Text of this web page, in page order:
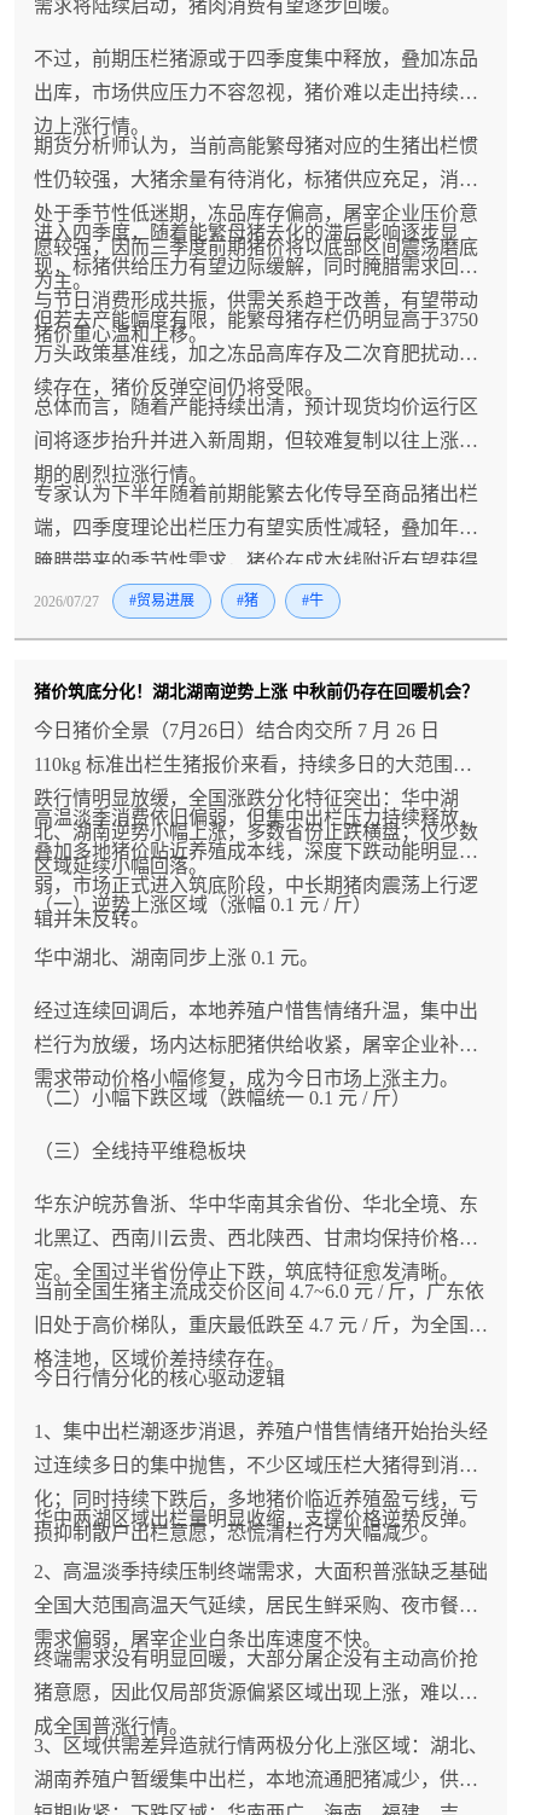
需求将陆续启动，猪肉消费有望逐步回暖。
不过，前期压栏猪源或于四季度集中释放，叠加冻品
出库，市场供应压力不容忽视，猪价难以走出持续单
边上涨行情。
期货分析师认为，当前高能繁母猪对应的生猪出栏惯
性仍较强，大猪余量有待消化，标猪供应充足，消费
处于季节性低迷期，冻品库存偏高，屠宰企业压价意
愿较强，因而三季度前期猪价将以底部区间震荡磨底
为主。
进入四季度，随着能繁母猪去化的滞后影响逐步显
现，标猪供给压力有望边际缓解，同时腌腊需求回升
与节日消费形成共振，供需关系趋于改善，有望带动
猪价重心温和上移。
但若去产能幅度有限，能繁母猪存栏仍明显高于3750
万头政策基准线，加之冻品高库存及二次育肥扰动持
续存在，猪价反弹空间仍将受限。
总体而言，随着产能持续出清，预计现货均价运行区
间将逐步抬升并进入新周期，但较难复制以往上涨周
期的剧烈拉涨行情。
专家认为下半年随着前期能繁去化传导至商品猪出栏
端，四季度理论出栏压力有望实质性减轻，叠加年底
腌腊带来的季节性需求，猪价在成本线附近有望获得
支撑并企稳反弹。
2026/07/27 #贸易进展 #猪 #牛
猪价筑底分化！湖北湖南逆势上涨 中秋前仍存在回暖机会？
今日猪价全景（7月26日）结合肉交所 7 月 26 日
110kg 标准出栏生猪报价来看，持续多日的大范围下
跌行情明显放缓，全国涨跌分化特征突出：华中湖
北、湖南逆势小幅上涨，多数省份止跌横盘；仅少数
区域延续小幅回落。
高温淡季消费依旧偏弱，但集中出栏压力持续释放，
叠加多地猪价贴近养殖成本线，深度下跌动能明显减
弱，市场正式进入筑底阶段，中长期猪肉震荡上行逻
辑并未反转。
（一）逆势上涨区域（涨幅 0.1 元 / 斤）
华中湖北、湖南同步上涨 0.1 元。
经过连续回调后，本地养殖户惜售情绪升温，集中出
栏行为放缓，场内达标肥猪供给收紧，屠宰企业补库
需求带动价格小幅修复，成为今日市场上涨主力。
（二）小幅下跌区域（跌幅统一 0.1 元 / 斤）
（三）全线持平维稳板块
华东沪皖苏鲁浙、华中华南其余省份、华北全境、东
北黑辽、西南川云贵、西北陕西、甘肃均保持价格稳
定。全国过半省份停止下跌，筑底特征愈发清晰。
当前全国生猪主流成交价区间 4.7~6.0 元 / 斤，广东依
旧处于高价梯队，重庆最低跌至 4.7 元 / 斤，为全国价
格洼地，区域价差持续存在。
今日行情分化的核心驱动逻辑
1、集中出栏潮逐步消退，养殖户惜售情绪开始抬头经
过连续多日的集中抛售，不少区域压栏大猪得到消
化；同时持续下跌后，多地猪价临近养殖盈亏线，亏
损抑制散户出栏意愿，恐慌清栏行为大幅减少。
华中两湖区域出栏量明显收缩，支撑价格逆势反弹。
2、高温淡季持续压制终端需求，大面积普涨缺乏基础
全国大范围高温天气延续，居民生鲜采购、夜市餐饮
需求偏弱，屠宰企业白条出库速度不快。
终端需求没有明显回暖，大部分屠企没有主动高价抢
猪意愿，因此仅局部货源偏紧区域出现上涨，难以形
成全国普涨行情。
3、区域供需差异造就行情两极分化上涨区域：湖北、
湖南养殖户暂缓集中出栏，本地流通肥猪减少，供需